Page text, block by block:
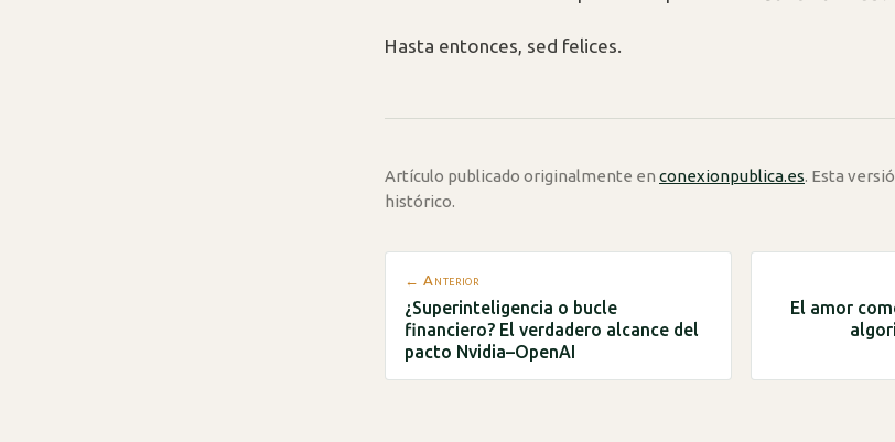
Hasta entonces, sed felices.
Artículo publicado originalmente en conexionpublica.es. Esta
histórico.
← Anterior
¿Superinteligencia o bucle
financiero? El verdadero alcance del
pacto Nvidia–OpenAI
El amor